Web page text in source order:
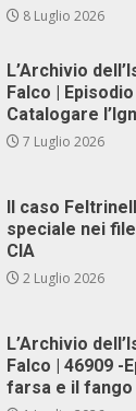
8 Luglio 2026
L’Archivio
Falco |
Catalogare
7 Luglio 2026
Il caso
speciale nei
CIA
2 Luglio 2026
L’Archivio
Falco | 46909 -
farsa e il fango